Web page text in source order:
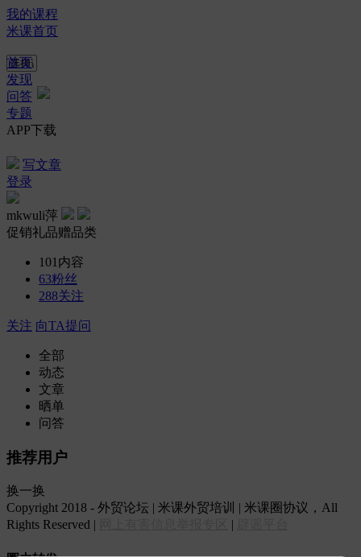
我的课程
米课首页
首页
发现
问答
专题
APP下载
写文章
登录
mkwuli萍
促销礼品赠品类
101 内容
63粉丝
288关注
关注 向TA提问
全部
动态
文章
晒单
问答
推荐用户
换一换
Copyright 2018 - 外贸论坛 | 米课外贸培训 | 米课圈协议，All
Rights Reserved |
|